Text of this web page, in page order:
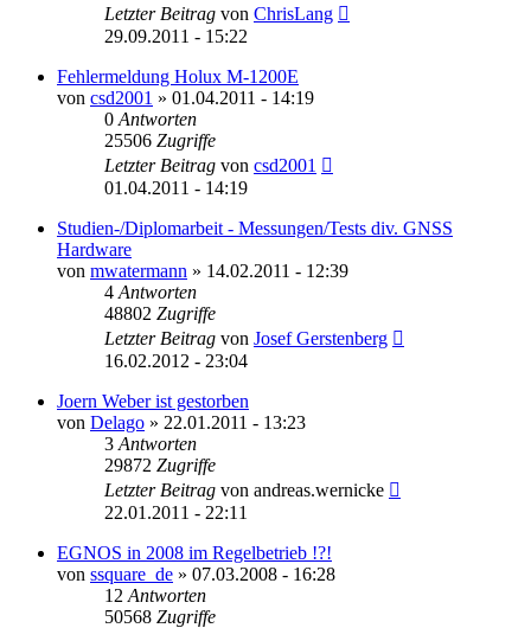
Letzter Beitrag von ChrisLang
29.09.2011 - 15:22
Fehlermeldung Holux M-1200E
von csd2001 » 01.04.2011 - 14:19
0 Antworten
25506 Zugriffe
Letzter Beitrag von csd2001
01.04.2011 - 14:19
Studien-/Diplomarbeit - Messungen/Tests div. GNSS
Hardware
von mwatermann » 14.02.2011 - 12:39
4 Antworten
48802 Zugriffe
Letzter Beitrag von Josef Gerstenberg
16.02.2012 - 23:04
Joern Weber ist gestorben
von Delago » 22.01.2011 - 13:23
3 Antworten
29872 Zugriffe
Letzter Beitrag von andreas.wernicke
22.01.2011 - 22:11
EGNOS in 2008 im Regelbetrieb !?!
von ssquare_de » 07.03.2008 - 16:28
12 Antworten
50568 Zugriffe